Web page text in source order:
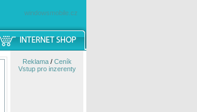
windowsmobile.cz
Reklama/ Ceník
Vstup pro inzerenty